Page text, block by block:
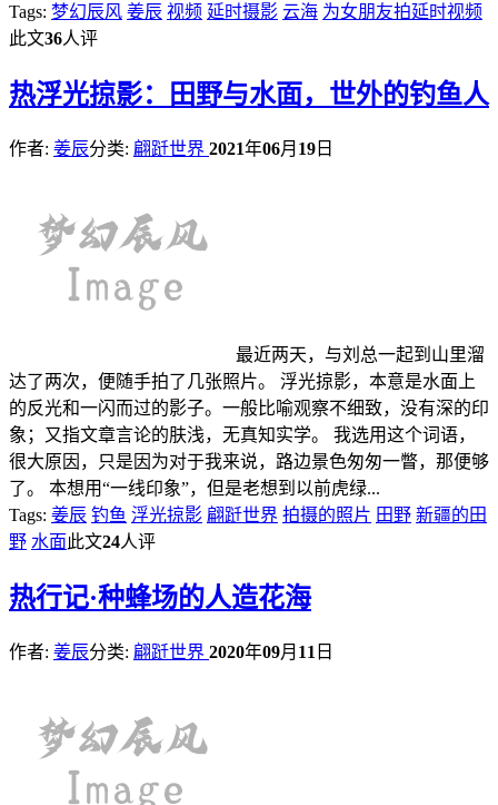
Tags: 梦幻辰风 姜辰 视频 延时摄影 云海 为女朋友拍延时视频
此文36人评
热浮光掠影：田野与水面，世外的钓鱼人
作者: 姜辰分类: 翩跹世界 2021年06月 19 日
最近两天，与刘总一起到山里溜
达了两次，便随手拍了几张照片。 浮光掠影，本意是水面上
的反光和一闪而过的影子。一般比喻观察不细致，没有深的印
象；又指文章言论的肤浅，无真知实学。 我选用这个词语，
很大原因，只是因为对于我来说，路边景色匆匆一瞥，那便够
了。 本想用“一线印象”，但是老想到以前虎绿...
Tags: 姜辰 钓鱼 浮光掠影 翩跹世界 拍摄的照片 田野 新疆的田
野 水面此文24人评
热行记·种蜂场的人造花海
作者: 姜辰分类: 翩跹世界 2020年09月 11 日